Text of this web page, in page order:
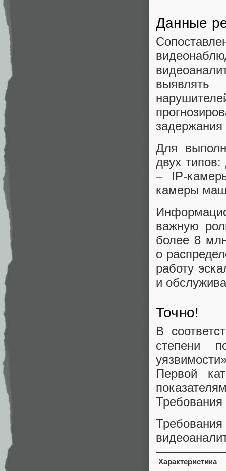
Данные
выявлять
Для
двух типов:
– IP-
камеры
важную
более 8
о
работу
и
Точно!
В
степени
Первой
Требования
Характеристика